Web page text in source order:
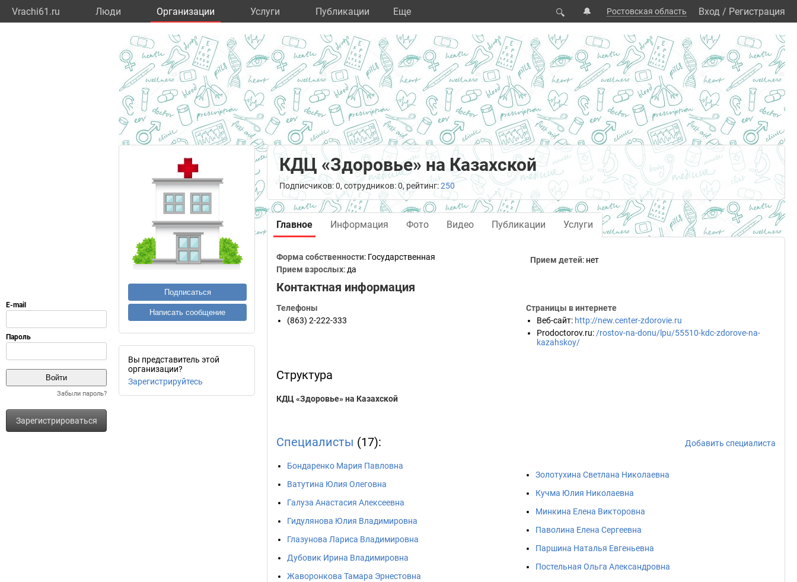
Vrachi61.ru Люди Организации Услуги Публикации Eще 🔍 🔔 Ростовская область Вход / Регистрация
Забыли пароль?
Зарегистрироваться
Подписаться
Написать сообщение
Вы представитель этой
организации?
Зарегистрируйтесь
КДЦ «Здоровье» на Казахской
Подписчиков: 0, сотрудников: 0, рейтинг:250
Главное Информация Фото Видео Публикации Услуги
Форма собственности: Государственная
Прием взрослых: да
Прием детей: нет
Контактная информация
Телефоны
(863) 2-222-333
Страницы в интернете
Веб-сайт: http://new.center-zdorovie.ru
Prodoctorov.ru: /rostov-na-donu/lpu/55510-kdc-zdorove-na-
kazahskoy/
Структура
КДЦ «Здоровье» на Казахской
Специалисты (17): Добавить специалиста
Бондаренко Мария Павловна
Ватутина Юлия Олеговна
Галуза Анастасия Алексеевна
Гидулянова Юлия Владимировна
Глазунова Лариса Владимировна
Дубовик Ирина Владимировна
Жаворонкова Тамара Эрнестовна
Золотухина Светлана Николаевна
Кучма Юлия Николаевна
Минкина Елена Викторовна
Паволина Елена Сергеевна
Паршина Наталья Евгеньевна
Постельная Ольга Александровна